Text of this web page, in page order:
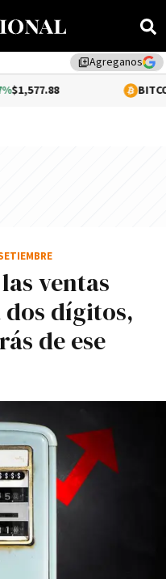
library_addAgreganos
0.05%
ventas
dígitos,
de ese